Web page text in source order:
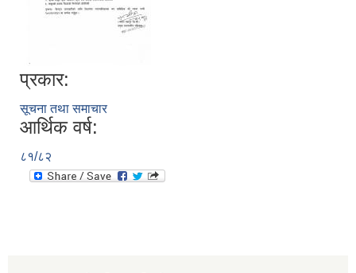
प्रकार:
सूचना तथा समाचार
आर्थिक वर्ष:
८१/८२